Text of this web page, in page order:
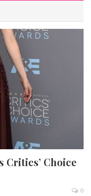
Critics’ Choice
0